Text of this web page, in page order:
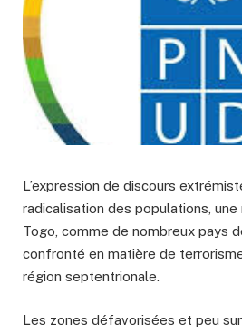
L’expression de discours
radicalisation des populations,
Togo, comme de nombreux pays
confronté en matière de
région septentrionale.
Les zones défavorisées et peu